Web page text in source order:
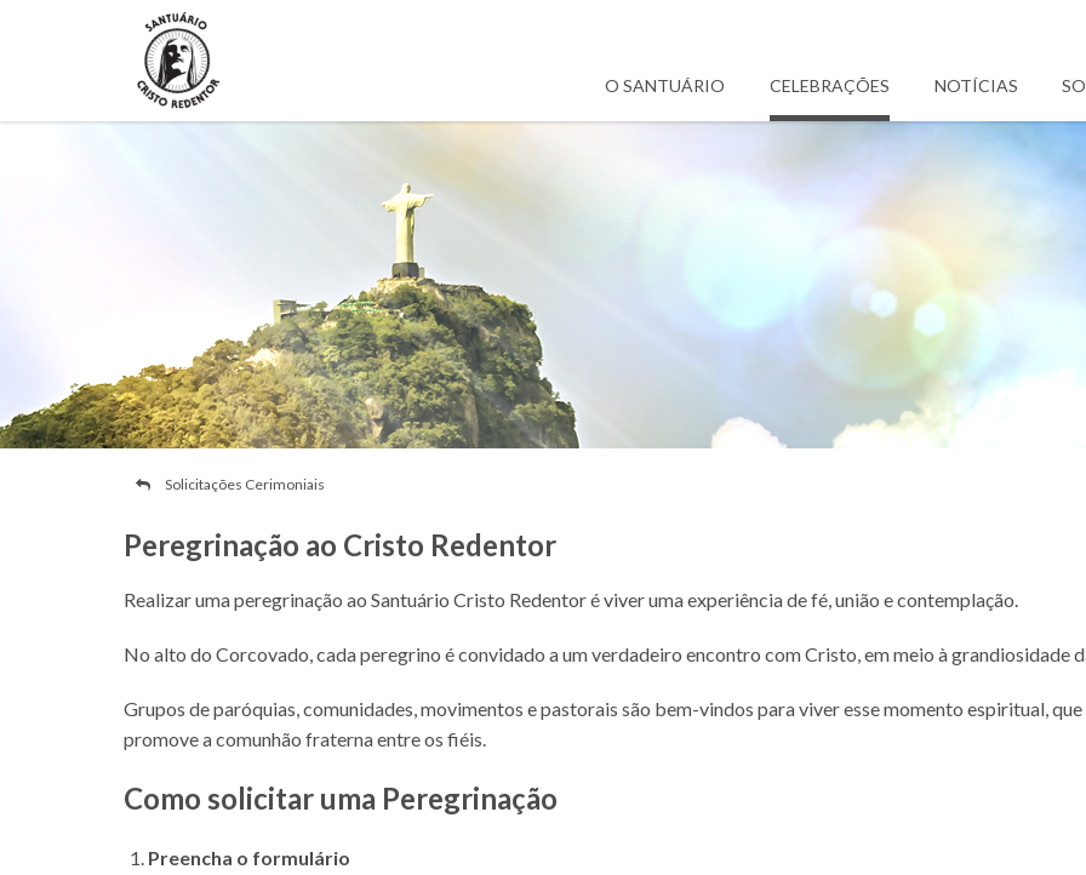
O SANTUÁRIO CELEBRAÇÕES NOTÍCIAS
Solicitações Cerimoniais
Peregrinação ao Cristo Redentor
Realizar uma peregrinação ao Santuário Cristo Redentor é viver uma experiência de fé, união e contemplação.
No alto do Corcovado, cada peregrino é convidado a um verdadeiro encontro com Cristo, em meio à grandiosidade
Grupos de paróquias, comunidades, movimentos e pastorais são bem-vindos para viver esse momento espiritual,
promove a comunhão fraterna entre os fiéis.
Como solicitar uma Peregrinação
Preencha o formulário